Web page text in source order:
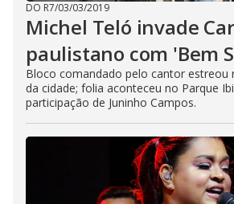
DO R7/03/03/2019
Michel Teló invade
paulistano com 'Bem
Bloco comandado pelo cantor estreou
da cidade; folia aconteceu no Parque
participação de Juninho Campos.